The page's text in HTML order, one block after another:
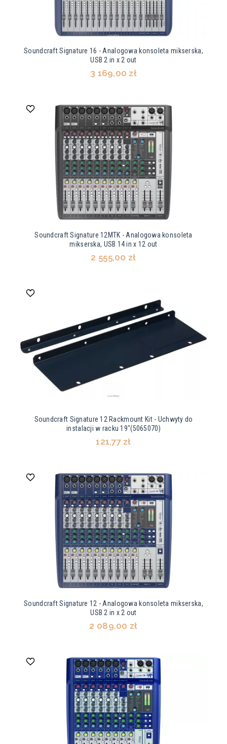
Soundcraft Signature 16 - Analogowa konsoleta mikserska,
USB 2 in x 2 out
3 169,00 zł
Soundcraft Signature 12MTK - Analogowa konsoleta
mikserska, USB 14 in x 12 out
2 555,00 zł
Soundcraft Signature 12 Rackmount Kit - Uchwyty do
instalacji w racku 19"(5065070)
121,77 zł
Soundcraft Signature 12 - Analogowa konsoleta mikserska,
USB 2 in x 2 out
2 089,00 zł